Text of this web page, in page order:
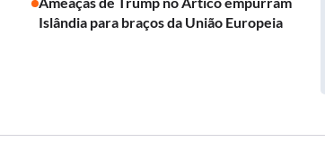
Islândia para braços da União Europeia